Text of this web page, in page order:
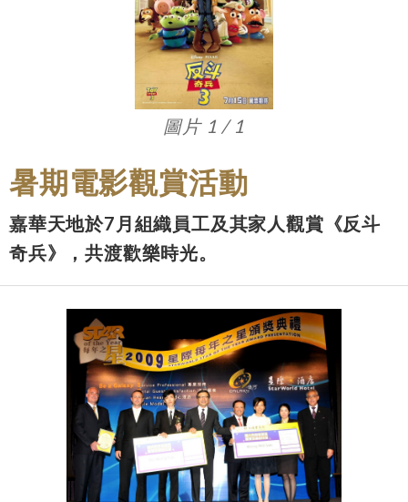
圖片 1 / 1
暑期電影觀賞活動
嘉華天地於7月組織員工及其家人觀賞《反斗
奇兵》，共渡歡樂時光。